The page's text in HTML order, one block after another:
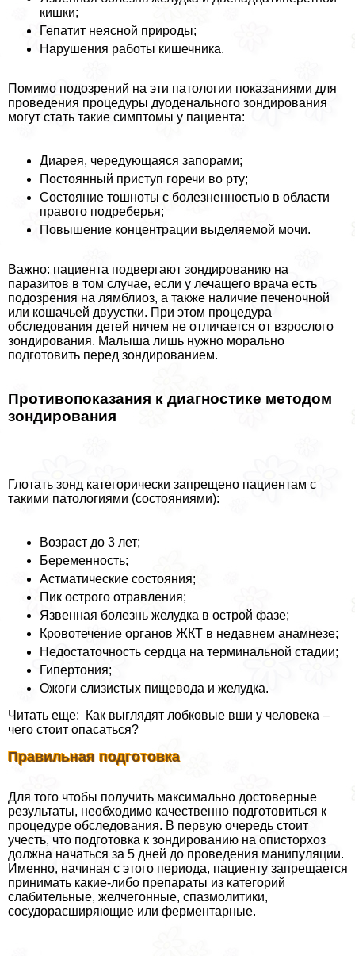
кишки;
Гепатит неясной природы;
Нарушения работы кишечника.
Помимо подозрений на эти патологии показаниями для
проведения процедуры дуоденального зондирования
могут стать такие симптомы у пациента:
Диарея, чередующаяся запорами;
Постоянный приступ горечи во рту;
Состояние тошноты с болезненностью в области
правого подреберья;
Повышение концентрации выделяемой мочи.
Важно: пациента подвергают зондированию на
паразитов в том случае, если у лечащего врача есть
подозрения на лямблиоз, а также наличие печеночной
или кошачьей двуустки. При этом процедypa
обследования детей ничем не отличается от взрослого
зондирования. Малыша лишь нужно мopaльно
подготовить перед зондированием.
Противопоказания к диагностике методом
зондирования
Глотать зонд категорически запрещено пациентам с
такими патологиями (состояниями):
Возраст до 3 лет;
Беременность;
Астматические состояния;
Пик острого отравления;
Язвенная болезнь желудка в острой фазе;
Кровотечение органов ЖКТ в недавнем анамнезе;
Недостаточность сердца на терминальной стадии;
Гипертония;
Ожоги слизистых пищевода и желудка.
Читать еще: Как выглядят лобковые вши у человека –
чего стоит опасаться?
Правильная подготовка
Для того чтобы получить максимально достоверные
результаты, необходимо качественно подготовиться к
процедуре обследования. В первую очередь стоит
учесть, что подготовка к зондированию на описторхоз
должна начаться за 5 дней до проведения манипуляции.
Именно, начиная с этого периода, пациенту запрещается
принимать какие-либо препараты из категорий
слабительные, желчегонные, спазмолитики,
сосудорасширяющие или ферментарные.